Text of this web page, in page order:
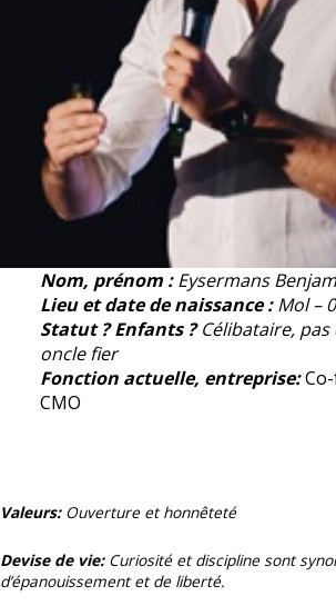
Nom, prénom :Eysermans
Lieu et date de naissance : Mol –
Statut ? Enfants ? Célibataire, pas
oncle fier
Fonction actuelle, entreprise:
CMO
Valeurs: Ouverture et honnêteté
Devise de vie: Curiosité et discipline sont
d’épanouissement et de liberté.